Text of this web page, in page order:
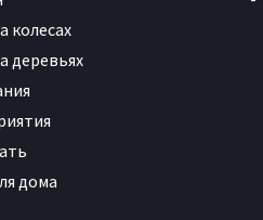
колесах
деревьях
дома